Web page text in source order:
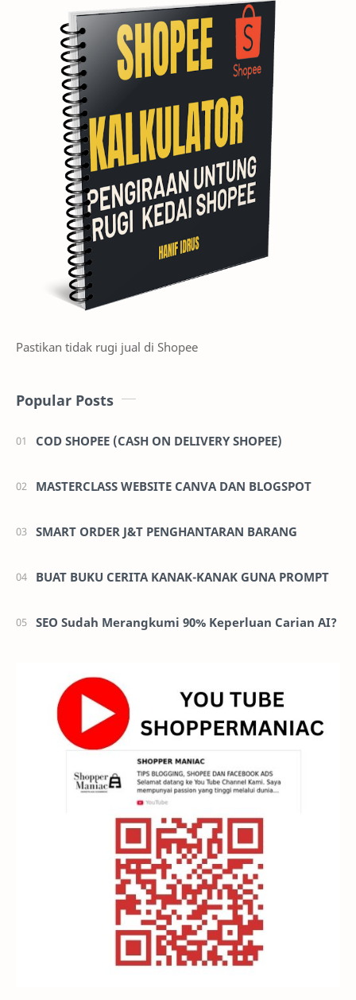
Pastikan tidak rugi jual di Shopee
Popular Posts
COD SHOPEE (CASH ON DELIVERY SHOPEE)
MASTERCLASS WEBSITE CANVA DAN BLOGSPOT
SMART ORDER J&T PENGHANTARAN BARANG
BUAT BUKU CERITA KANAK-KANAK GUNA PROMPT
SEO Sudah Merangkumi 90% Keperluan Carian AI?